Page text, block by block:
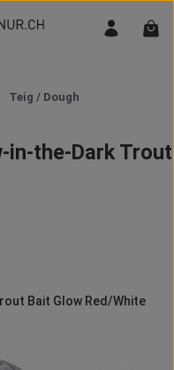
Teig / Dough
5 Sternen
in-the-Dark Trout
Bait Glow Red/White